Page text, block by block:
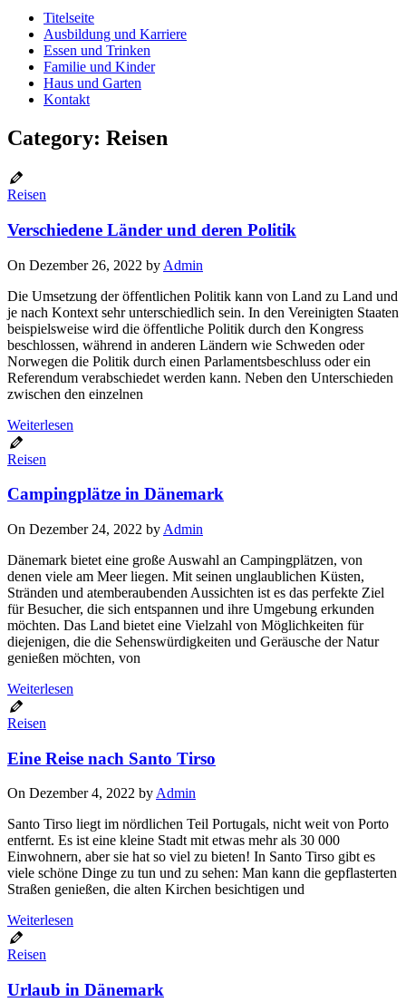
Titelseite
Ausbildung und Karriere
Essen und Trinken
Familie und Kinder
Haus und Garten
Kontakt
Category: Reisen
Reisen
Verschiedene Länder und deren Politik
On Dezember 26, 2022 by Admin
Die Umsetzung der öffentlichen Politik kann von Land zu Land und
je nach Kontext sehr unterschiedlich sein. In den Vereinigten Staaten
beispielsweise wird die öffentliche Politik durch den Kongress
beschlossen, während in anderen Ländern wie Schweden oder
Norwegen die Politik durch einen Parlamentsbeschluss oder ein
Referendum verabschiedet werden kann. Neben den Unterschieden
zwischen den einzelnen
Weiterlesen
Reisen
Campingplätze in Dänemark
On Dezember 24, 2022 by Admin
Dänemark bietet eine große Auswahl an Campingplätzen, von
denen viele am Meer liegen. Mit seinen unglaublichen Küsten,
Stränden und atemberaubenden Aussichten ist es das perfekte Ziel
für Besucher, die sich entspannen und ihre Umgebung erkunden
möchten. Das Land bietet eine Vielzahl von Möglichkeiten für
diejenigen, die die Sehenswürdigkeiten und Geräusche der Natur
genießen möchten, von
Weiterlesen
Reisen
Eine Reise nach Santo Tirso
On Dezember 4, 2022 byAdmin
Santo Tirso liegt im nördlichen Teil Portugals, nicht weit von Porto
entfernt. Es ist eine kleine Stadt mit etwas mehr als 30 000
Einwohnern, aber sie hat so viel zu bieten! In Santo Tirso gibt es
viele schöne Dinge zu tun und zu sehen: Man kann die gepflasterten
Straßen genießen, die alten Kirchen besichtigen und
Weiterlesen
Reisen
Urlaub in Dänemark